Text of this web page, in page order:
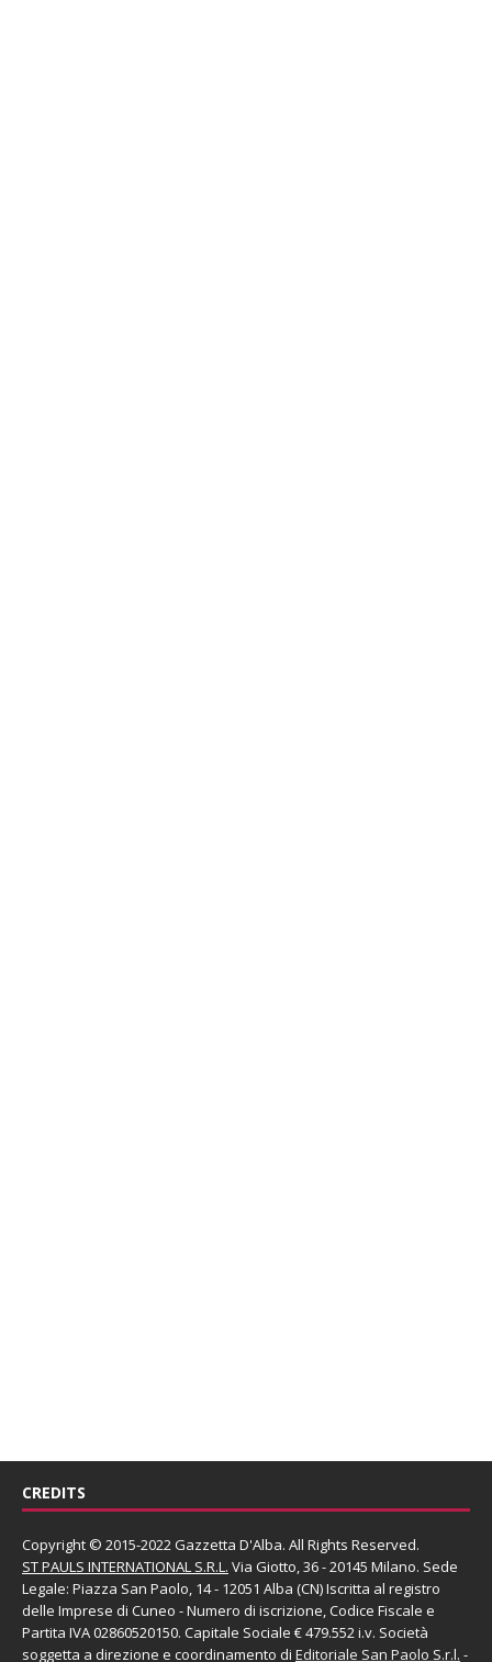
CREDITS
Copyright © 2015-2022 Gazzetta D'Alba. All Rights Reserved.
ST PAULS INTERNATIONAL S.R.L. Via Giotto, 36 - 20145 Milano. Sede
Legale: Piazza San Paolo, 14 - 12051 Alba (CN) Iscritta al registro
delle Imprese di Cuneo - Numero di iscrizione, Codice Fiscale e
Partita IVA 02860520150. Capitale Sociale € 479.552 i.v. Società
soggetta a direzione e coordinamento di Editoriale San Paolo S.r.l. -